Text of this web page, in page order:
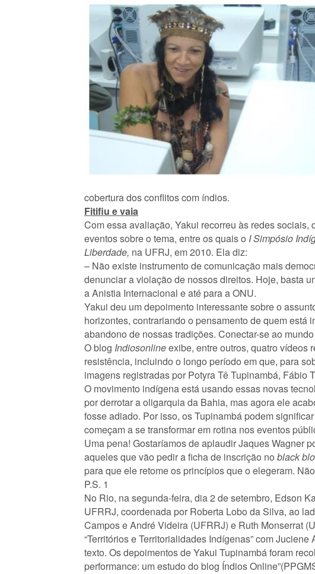
cobertura dos conflitos com índios.
Fitifiu e vaia
Com essa avaliação, Yakui recorreu às redes
eventos sobre o tema, entre os quais o I Simpósio
Liberdade, na UFRJ, em 2010. Ela diz:
– Não existe instrumento de comunicação mais
denunciar a violação de nossos direitos. Hoje, basta
a Anistia Internacional e até para a ONU.
Yakui deu um depoimento interessante sobre o
horizontes, contrariando o pensamento de quem
abandono de nossas tradições. Conectar-se ao
O blog Indiosonlineexibe, entre outros, quatro vídeos
resistência, incluindo o longo período em que, para
imagens registradas por Potyra Tê Tupinambá,
O movimento indígena está usando essas novas
por derrotar a oligarquia da Bahia, mas agora ele
fosse adiado. Por isso, os Tupinambá podem
começam a se transformar em rotina nos eventos
Uma pena! Gostaríamos de aplaudir Jaques Wagner
aqueles que vão pedir a ficha de inscrição no black
para que ele retome os princípios que o elegeram.
P.S. 1
No Rio, na segunda-feira, dia 2 de setembro, Edson
UFRRJ, coordenada por Roberta Lobo da Silva, ao
Campos e André Videira (UFRRJ) e Ruth Monserrat
“Territórios e Territorialidades Indígenas” com
texto. Os depoimentos de Yakui Tupinambá foram
performance: um estudo do blog Índios